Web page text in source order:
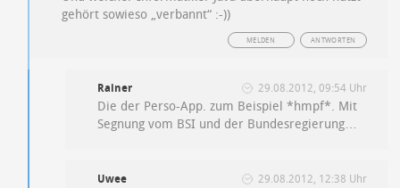
gehört sowieso „verbannt“ :-))
ANTWORTEN
MELDEN
Rainer 29.08.2012, 09:54 Uhr
Die der Perso-App. zum Beispiel *hmpf*. Mit
Segnung vom BSI und der Bundesregierung…
Uwee 29.08.2012, 12:38 Uhr